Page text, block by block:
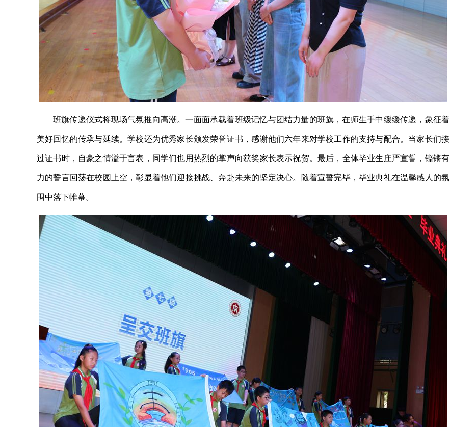
班旗传递仪式将现场气氛推向高潮。一面面承载着班级记忆与团结力量的班旗，在师生手中缓缓传递，象征着
美好回忆的传承与延续。学校还为优秀家长颁发荣誉证书，感谢他们六年来对学校工作的支持与配合。当家长们接
过证书时，自豪之情溢于言表，同学们也用热烈的掌声向获奖家长表示祝贺。最后，全体毕业生庄严宣誓，铿锵有
力的誓言回荡在校园上空，彰显着他们迎接挑战、奔赴未来的坚定决心。随着宣誓完毕，毕业典礼在温馨感人的氛
围中落下帷幕。